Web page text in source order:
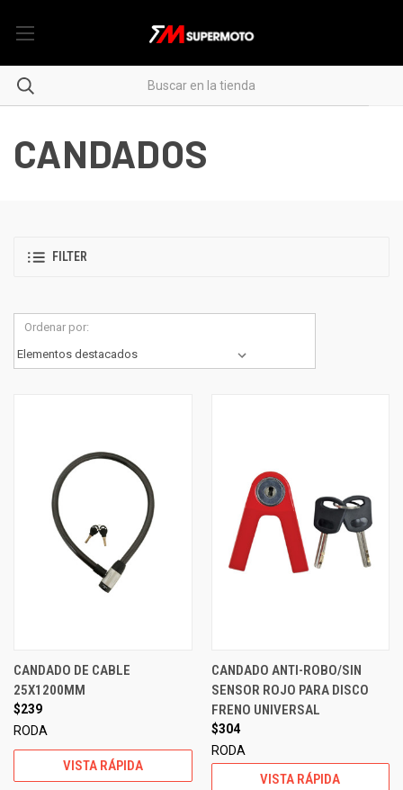
CANDADOS
FILTER
Ordenar por:
CANDADO DE CABLE
25X1200MM
$239
RODA
VISTA RÁPIDA
CANDADO ANTI-ROBO/SIN
SENSOR ROJO PARA DISCO
FRENO UNIVERSAL
$304
RODA
VISTA RÁPIDA